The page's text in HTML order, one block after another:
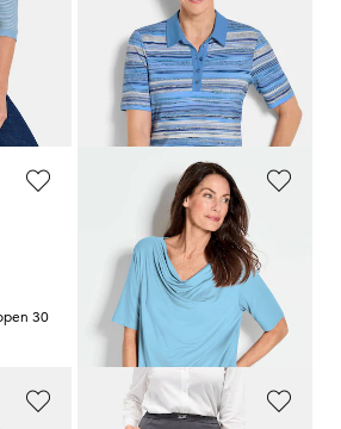
44,95 €79,95 €
Laagste prijs van de afgelopen 30
dagen**: 54,95 € (-18%)
30
Shirt met watervalhals
39,95 € 59,95 €
+ 1
Laagste prijs van de afgelopen 30
dagen**: 49,95 €
(-20%)